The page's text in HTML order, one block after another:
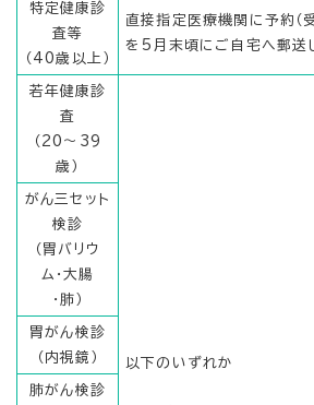
特定健康診
査等
（40歳以上）
直接指定医療機関に予約（
を5月末頃にご自宅へ郵送し
若年健康診
査
（20～39
歳）
以下のいずれか
がん三セット
検診
（胃バリウ
ム・大腸
・肺）
胃がん検診
（内視鏡）
肺がん検診